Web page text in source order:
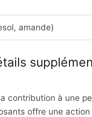
amande)
contribution à une
offre une